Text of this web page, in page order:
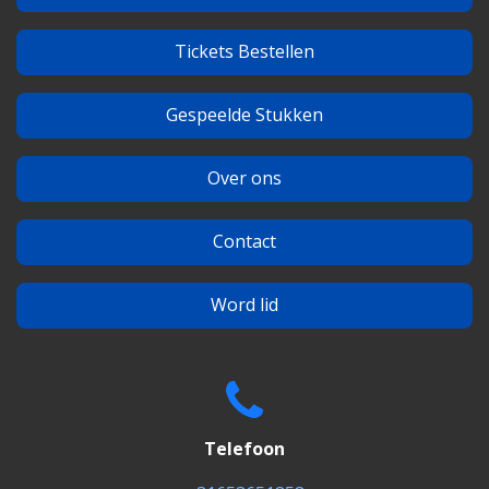
Tickets Bestellen
Gespeelde Stukken
Over ons
Contact
Word lid
Telefoon